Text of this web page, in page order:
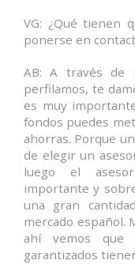
VG: ¿Qué tienen
ponerse en
AB: A través de
perfilamos, te
es muy
fondos puedes
ahorras. Porque
de elegir un
luego el
importante y
una gran
mercado español.
ahí vemos que
garantizados